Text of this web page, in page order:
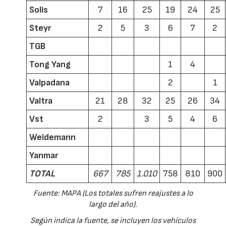
Solis 7 16 25 19 24
25
Steyr
2 5 3 6 7
2
TGB
Tong Yang
1
4
Valpadana
2
1
Valtra
21 28 32 25 26
34
Vst
2 3 5 4
6
Weidemann
Yanmar
TOTAL
667 785 1.010 758 810 900
Fuente: MAPA (Los totales sufren reajustes a lo
largo del año).
Según indica la fuente, se incluyen los vehículos